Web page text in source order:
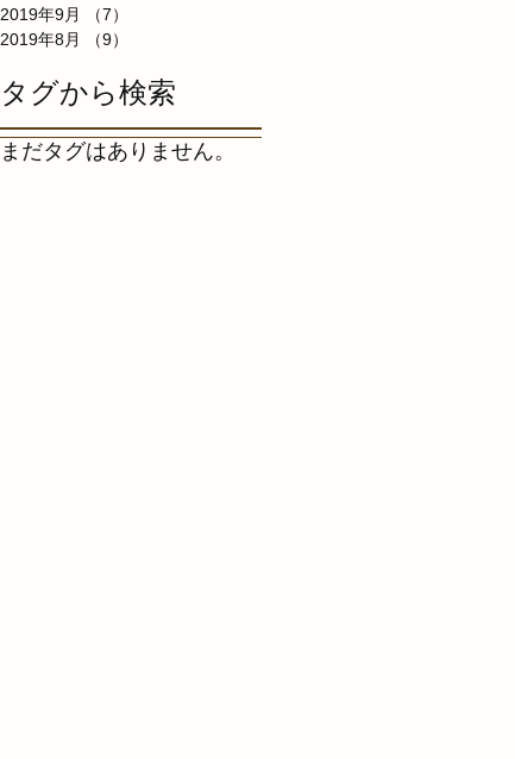
2019年9月
（7）
2019年8月
（9）
タグから検索
まだタグはありません。